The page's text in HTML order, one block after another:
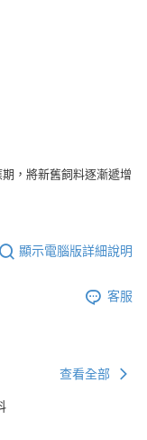
，將新舊飼料逐漸遞增
顯示電腦版詳細說明
客服
查看全部